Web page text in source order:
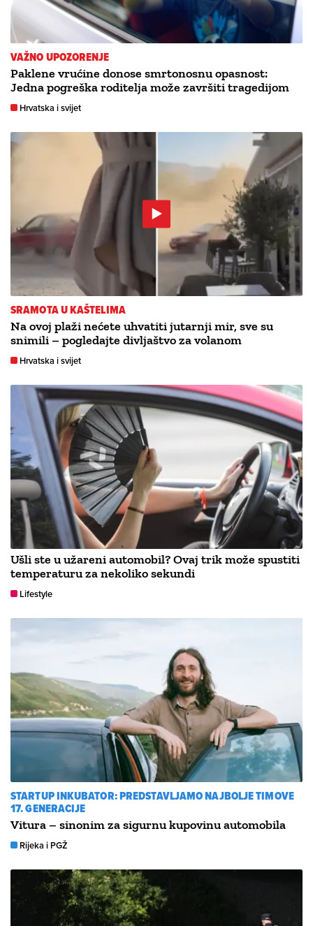
VAŽNO UPOZORENJE
Paklene vrućine donose smrtonosnu opasnost:
Jedna pogreška roditelja može završiti tragedijom
Hrvatska i svijet
SRAMOTA U KAŠTELIMA
Na ovoj plaži nećete uhvatiti jutarnji mir, sve su
snimili – pogledajte divljaštvo za volanom
Hrvatska i svijet
Ušli ste u užareni automobil? Ovaj trik može spustiti
temperaturu za nekoliko sekundi
Lifestyle
STARTUP INKUBATOR: PREDSTAVLJAMO NAJBOLJE TIMOVE
17. GENERACIJE
Vitura – sinonim za sigurnu kupovinu automobila
Rijeka i PGŽ